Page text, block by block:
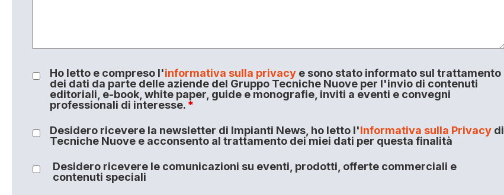
Ho letto e compreso l'informativa sulla privacye sono stato informato sul trattamento
dei dati da parte delle aziende del Gruppo Tecniche Nuove per l'invio di contenuti
editoriali, e-book, white paper, guide e monografie, inviti a eventi e convegni
professionali di interesse. *
Desidero ricevere la newsletter di Impianti News, ho letto l'Informativa sulla Privacydi
Tecniche Nuove e acconsento al trattamento dei miei dati per questa finalità
Desidero ricevere le comunicazioni su eventi, prodotti, offerte commerciali e
contenuti speciali